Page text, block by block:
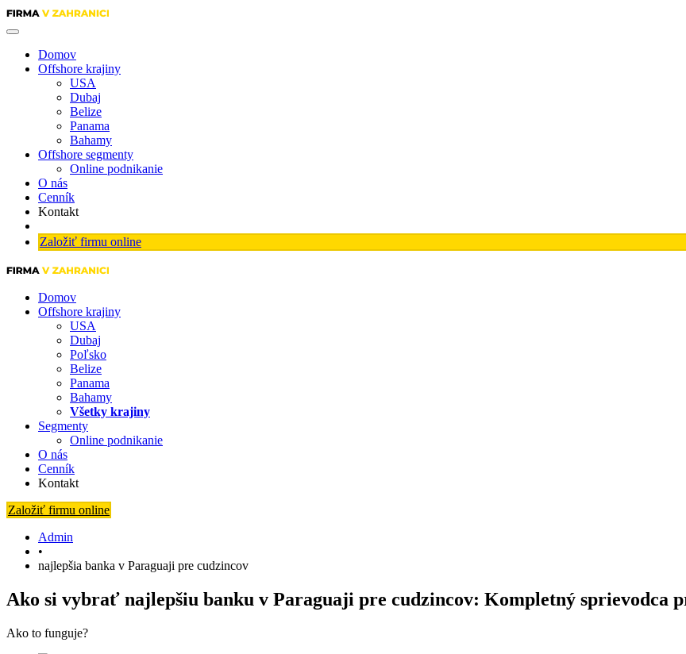
Domov
Offshore krajiny
USA
Dubaj
Belize
Panama
Bahamy
Offshore segmenty
Online podnikanie
O nás
Cenník
Kontakt
Založiť firmu online
Domov
Offshore krajiny
USA
Dubaj
Poľsko
Belize
Panama
Bahamy
Všetky krajiny
Segmenty
Online podnikanie
O nás
Cenník
Kontakt
Založiť firmu online
Admin
•
najlepšia banka v Paraguaji pre cudzincov
Ako si vybrať najlepšiu banku v Paraguaji pre cudzincov: Kompletný sprievodca
Ako to funguje?